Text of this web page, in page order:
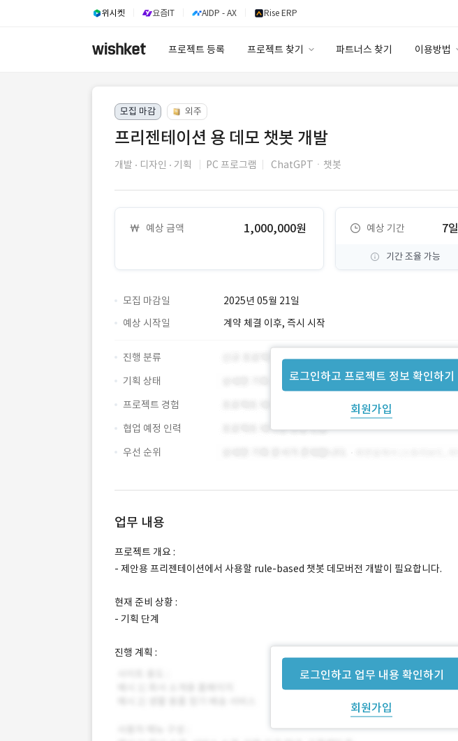
위시켓 요즘IT AIDP - AX Rise ERP
프로젝트 등록 프로젝트 찾기 파트너스 찾기 이용방법
모집 마감 외주
프리젠테이션 용 데모 챗봇 개발
개발 디자인 기획 PC 프로그램 ChatGPTㆍ챗봇
예상 금액 1,000,000원 예상 기간 7일
기간 조율 가능
모집 마감일 2025년 05월 21일
로그인하고 프로젝트 정보 확인하기
회원가입
예상 시작일 계약 체결 이후, 즉시 시작
진행 분류
기획 상태
프로젝트 경험
협업 예정 인력
우선 순위
업무 내용
로그인하고 업무 내용 확인하기
회원가입
프로젝트 개요 :
- 제안용 프리젠테이션에서 사용할 rule-based 챗봇 데모버전 개발이 필요합니다.
현재 준비 상황 :
- 기획 단계
진행 계획 :